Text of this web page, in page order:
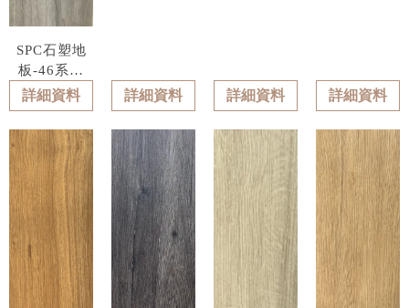
SPC石塑地
板-46系列
型號 : 4603
詳細資料 詳細資料 詳細資料 詳細資料